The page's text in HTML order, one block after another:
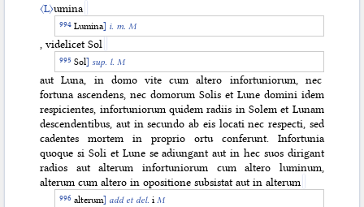
〈L〉umina
Lumina] i. m. M
, videlicet Sol
Sol] sup. l. M
aut Luna, in domo vite cum altero infortuniorum, nec
fortuna ascendens, nec domorum Solis et Lune domini idem
respicientes, infortuniorum quidem radiis in Solem et Lunam
descendentibus, aut in secundo ab eis locati nec respecti, sed
cadentes mortem in proprio ortu conferunt. Infortunia
quoque si Soli et Lune se adiungant aut in hec suos dirigant
radios aut alterum infortuniorum cum altero luminum,
alterum cum altero in opositione subsistat aut in alterum
alterum] add et del. iM